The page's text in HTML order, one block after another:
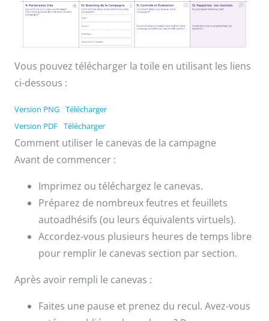
Vous pouvez télécharger la toile en utilisant les liens
ci-dessous :
Version PNG Télécharger
Version PDF Télécharger
Comment utiliser le canevas de la campagne
Avant de commencer :
Imprimez ou téléchargez le canevas.
Préparez de nombreux feutres et feuillets
autoadhésifs (ou leurs équivalents virtuels).
Accordez-vous plusieurs heures de temps libre
pour remplir le canevas section par section.
Après avoir rempli le canevas :
Faites une pause et prenez du recul. Avez-vous